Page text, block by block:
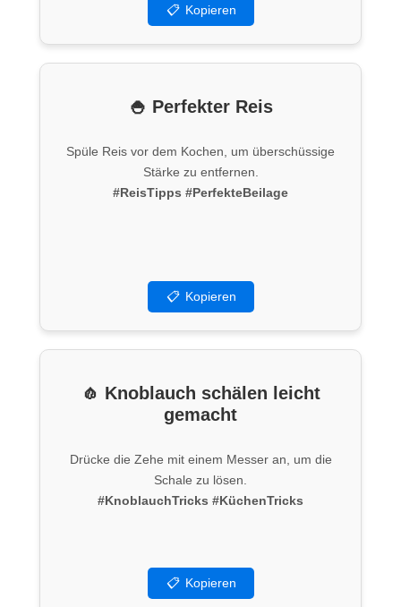
📋 Kopieren
🍚 Perfekter Reis
Spüle Reis vor dem Kochen, um überschüssige
Stärke zu entfernen.
#ReisTipps #PerfekteBeilage
📋 Kopieren
🧄 Knoblauch schälen leicht
gemacht
Drücke die Zehe mit einem Messer an, um die
Schale zu lösen.
#KnoblauchTricks #KüchenTricks
📋 Kopieren